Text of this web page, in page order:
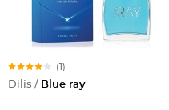
(1)
Dilis / Blue ray